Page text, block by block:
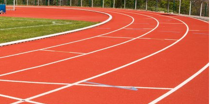
Finanzen und Steuern
Inneres und Kommunalrecht
Digitalisierung
Stadtentwicklung, Bauen, Wohnen
Positionen